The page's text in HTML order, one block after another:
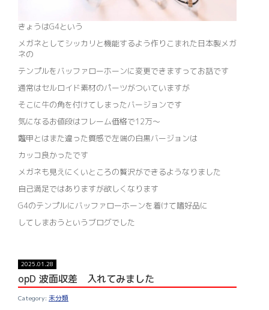
きょうはG4という
メガネとしてシッカリと機能するよう作りこまれた日本製メガ
ネの
テンプルをバッファローホーンに変更できますってお話です
通常はセルロイド素材のパーツがついていますが
そこに牛の角を付けてしまったバージョンです
気になるお値段はフレーム価格で12万～
鼈甲とはまた違った質感で左端の白黒バージョンは
カッコ良かったです
メガネも見えにくいところの贅沢ができるようなりました
自己満足ではありますが欲しくなります
G4のテンプルにバッファローホーンを着けて嗜好品に
してしまおうというブログでした
2025.01.28
未分類
opD 波面収差 入れてみました